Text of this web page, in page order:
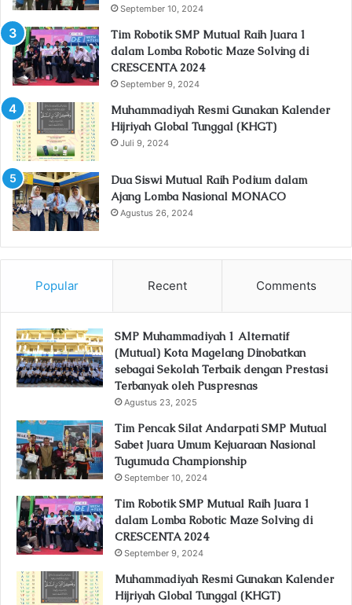
September 10, 2024
Tim Robotik SMP Mutual Raih Juara 1
dalam Lomba Robotic Maze Solving di
CRESCENTA 2024
September 9, 2024
Muhammadiyah Resmi Gunakan Kalender
Hijriyah Global Tunggal (KHGT)
Juli 9, 2024
Dua Siswi Mutual Raih Podium dalam
Ajang Lomba Nasional MONACO
Agustus 26, 2024
Popular Recent Comments
SMP Muhammadiyah 1 Alternatif
(Mutual) Kota Magelang Dinobatkan
sebagai Sekolah Terbaik dengan Prestasi
Terbanyak oleh Puspresnas
Agustus 23, 2025
Tim Pencak Silat Andarpati SMP Mutual
Sabet Juara Umum Kejuaraan Nasional
Tugumuda Championship
September 10, 2024
Tim Robotik SMP Mutual Raih Juara 1
dalam Lomba Robotic Maze Solving di
CRESCENTA 2024
September 9, 2024
Muhammadiyah Resmi Gunakan Kalender
Hijriyah Global Tunggal (KHGT)